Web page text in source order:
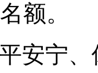
额。
宁、